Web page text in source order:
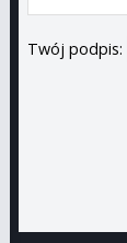
Twój podpis: